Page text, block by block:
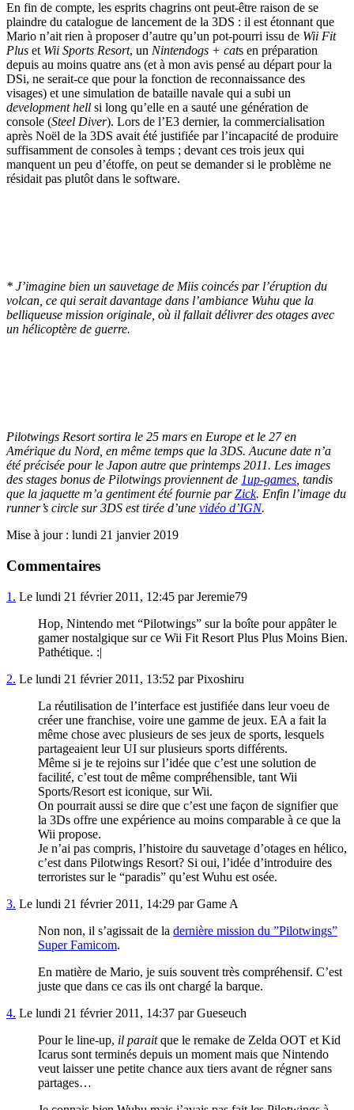
En fin de compte, les esprits chagrins ont peut-être raison de se
plaindre du catalogue de lancement de la 3DS : il est étonnant que
Mario n’ait rien à proposer d’autre qu’un pot-pourri issu de Wii Fit
Plus et Wii Sports Resort, un Nintendogs + cats en préparation
depuis au moins quatre ans (et à mon avis pensé au départ pour la
DSi, ne serait-ce que pour la fonction de reconnaissance des
visages) et une simulation de bataille navale qui a subi un
development hell si long qu’elle en a sauté une génération de
console (Steel Diver). Lors de l’E3 dernier, la commercialisation
après Noël de la 3DS avait été justifiée par l’incapacité de produire
suffisamment de consoles à temps ; devant ces trois jeux qui
manquent un peu d’étoffe, on peut se demander si le problème ne
résidait pas plutôt dans le software.
* J’imagine bien un sauvetage de Miis coincés par l’éruption du
volcan, ce qui serait davantage dans l’ambiance Wuhu que la
belliqueuse mission originale, où il fallait délivrer des otages avec
un hélicoptère de guerre.
Pilotwings Resort sortira le 25 mars en Europe et le 27 en
Amérique du Nord, en même temps que la 3DS. Aucune date n’a
été précisée pour le Japon autre que printemps 2011. Les images
des stages bonus de Pilotwings proviennent de 1up-games , tandis
que la jaquette m’a gentiment été fournie parZick. Enfin l’image du
runner’s circle sur 3DS est tirée d’une vidéo d’IGN.
Mise à jour : lundi 21 janvier 2019
Commentaires
1. Le lundi 21 février 2011, 12:45 par Jeremie79
Hop, Nintendo met “Pilotwings” sur la boîte pour appâter le
gamer nostalgique sur ce Wii Fit Resort Plus Plus Moins Bien.
Pathétique. :|
2. Le lundi 21 février 2011, 13:52 par Pixoshiru
La réutilisation de l’interface est justifiée dans leur voeu de
créer une franchise, voire une gamme de jeux. EA a fait la
même chose avec plusieurs de ses jeux de sports, lesquels
partageaient leur UI sur plusieurs sports différents.
Même si je te rejoins sur l’idée que c’est une solution de
facilité, c’est tout de même compréhensible, tant Wii
Sports/Resort est iconique, sur Wii.
On pourrait aussi se dire que c’est une façon de signifier que
la 3Ds offre une expérience au moins comparable à ce que la
Wii propose.
Je n’ai pas compris, l’histoire du sauvetage d’otages en hélico,
c’est dans Pilotwings Resort? Si oui, l’idée d’introduire des
terroristes sur le “paradis” qu’est Wuhu est osée.
3. Le lundi 21 février 2011, 14:29 par Game A
Non non, il s’agissait de la dernière mission du ”Pilotwings”
Super Famicom.
En matière de Mario, je suis souvent très compréhensif. C’est
juste que dans ce cas ils ont chargé la barque.
4. Le lundi 21 février 2011, 14:37 par Gueseuch
Pour le line-up, il paraitque le remake de Zelda OOT et Kid
Icarus sont terminés depuis un moment mais que Nintendo
veut laisser une petite chance aux tiers avant de régner sans
partages…